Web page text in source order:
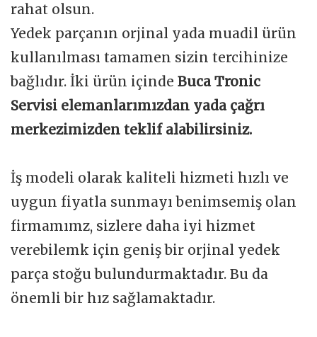
rahat olsun.
Yedek parçanın orjinal yada muadil ürün
kullanılması tamamen sizin tercihinize
bağlıdır. İki ürün içinde Buca Tronic
Servisi elemanlarımızdan yada çağrı
merkezimizden teklif alabilirsiniz.
İş modeli olarak kaliteli hizmeti hızlı ve
uygun fiyatla sunmayı benimsemiş olan
firmamımz, sizlere daha iyi hizmet
verebilemk için geniş bir orjinal yedek
parça stoğu bulundurmaktadır. Bu da
önemli bir hız sağlamaktadır.